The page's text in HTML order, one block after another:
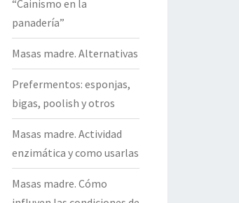
“Cainismo en la
panadería”
Masas madre. Alternativas
Prefermentos: esponjas,
bigas, poolish y otros
Masas madre. Actividad
enzimática y como usarlas
Masas madre. Cómo